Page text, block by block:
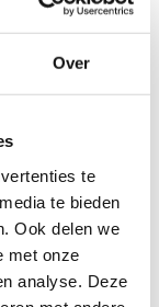
Over
te
te bieden
Ook delen we
met onze
analyse. Deze
analgesic
range of